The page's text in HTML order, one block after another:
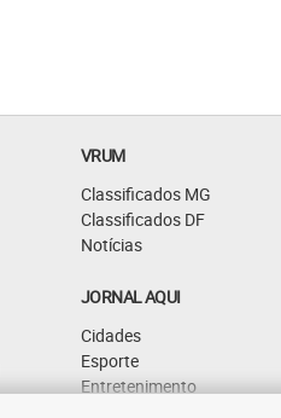
VRUM
Classificados MG
Classificados DF
Notícias
JORNAL AQUI
Cidades
Esporte
Entretenimento